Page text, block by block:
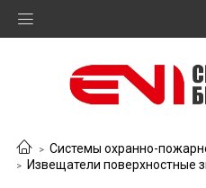
Системы охранно-
Извещатели поверхностные